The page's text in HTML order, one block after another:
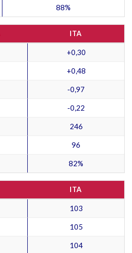
88%
ITA
+0,30
+0,48
-0,97
-0,22
246
96
82%
ITA
103
105
104